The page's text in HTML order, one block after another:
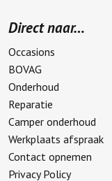
BOVAG
Onderhoud
Reparatie
Camper onderhoud
Werkplaats afspraak
Contact opnemen
Privacy Policy
Disclaimer